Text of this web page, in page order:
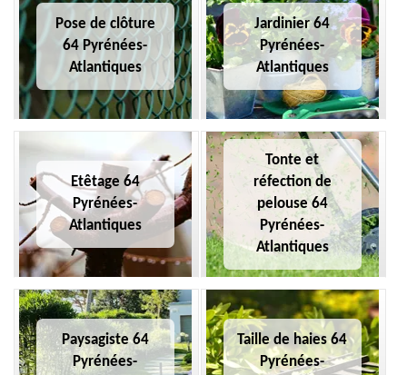
Pose de clôture
64 Pyrénées-
Atlantiques
Jardinier 64
Pyrénées-
Atlantiques
Etêtage 64
Pyrénées-
Atlantiques
Tonte et
réfection de
pelouse 64
Pyrénées-
Atlantiques
Paysagiste 64
Pyrénées-
Taille de haies 64
Pyrénées-